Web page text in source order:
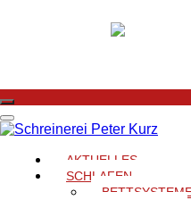
AKTUELLES
SCHLAFENMöbel